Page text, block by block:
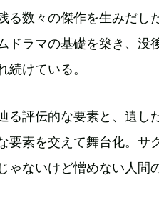
る数々の傑作を生みだし
ドラマの基礎を築き、没
けている。
る評伝的な要素と、遺し
要素を交えて舞台化。サ
ゃないけど憎めない人間